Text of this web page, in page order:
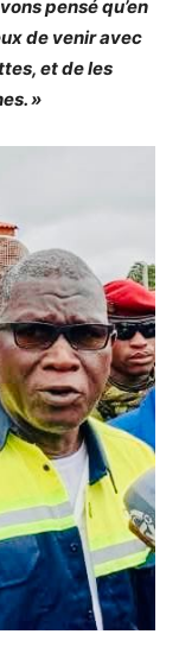
pensé qu’en
de venir avec
et de les
»